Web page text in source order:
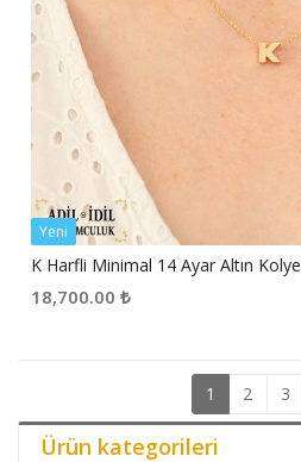
Yeni
K Harfli Minimal 14 Ayar Altın Kolye
18,700.00 ₺
1 2 3
Ürün kategorileri